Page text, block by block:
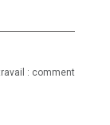
: comment